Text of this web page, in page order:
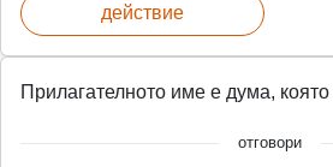
действие
Прилагателното име е дума,
отговори